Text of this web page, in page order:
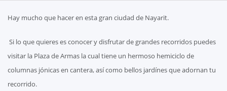
Hay mucho que hacer en esta gran ciudad de Nayarit.
Si lo que quieres es conocer y disfrutar de grandes recorridos puedes
visitar la Plaza de Armas la cual tiene un hermoso hemiciclo de
columnas jónicas en cantera, así como bellos jardínes que adornan tu
recorrido.